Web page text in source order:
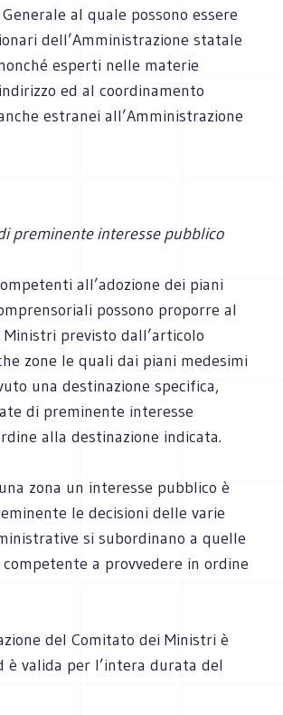
al quale possono essere
dell’Amministrazione statale
esperti nelle materie
ed al coordinamento
estranei all’Amministrazione
preminente interesse pubblico
all’adozione dei piani
possono proporre al
previsto dall’articolo
zone le quali dai piani medesimi
una destinazione specifica,
di preminente interesse
alla destinazione indicata.
zona un interesse pubblico è
le decisioni delle varie
si subordinano a quelle
a provvedere in ordine
del Comitato dei Ministri è
è valida per l’intera durata del